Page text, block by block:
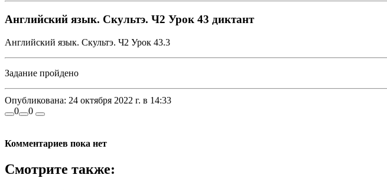
Английский язык. Скультэ. Ч2 Урок 43 диктант
Английский язык. Скультэ. Ч2 Урок 43.3
Задание пройдено
Опубликована: 24 октября 2022 г. в 14:33
0
0
Комментариев пока нет
Смотрите также: